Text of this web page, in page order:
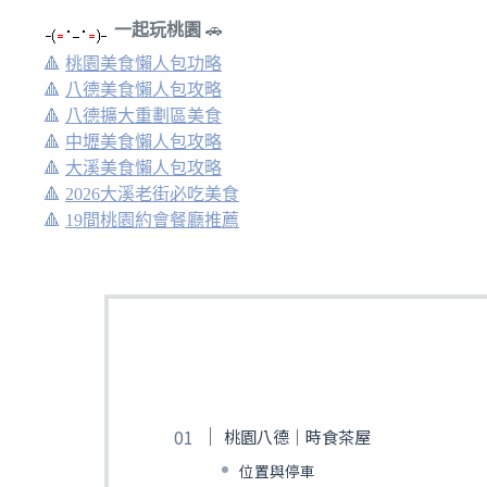
一起玩桃園 🚗
🔺 桃園美食懶人包功略
🔺 八德美食懶人包攻略
🔺 八德擴大重劃區美食
🔺 中壢美食懶人包攻略
🔺 大溪美食懶人包攻略
🔺 2026大溪老街必吃美食
🔺 19間桃園約會餐廳推薦
桃園八德｜時食茶屋
位置與停車